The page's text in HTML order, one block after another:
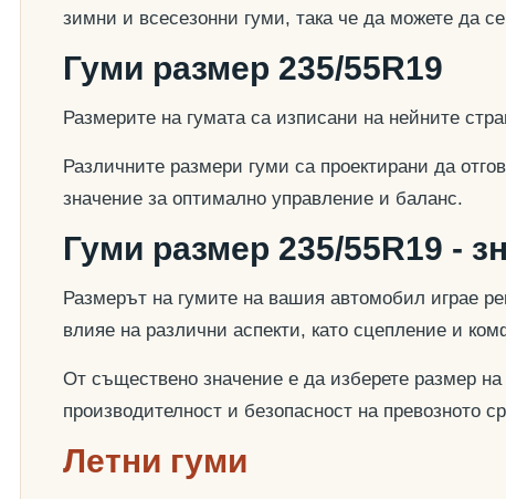
зимни и всесезонни гуми, така че да можете да
Гуми размер 235/55R19
Размерите на гумата са изписани на нейните
Различните размери гуми са проектирани да
значение за оптимално управление и баланс.
Гуми размер 235/55R19 -
Размерът на гумите на вашия автомобил играе
влияе на различни аспекти, като сцепление и
От съществено значение е да изберете размер
производителност и безопасност на превозното
Летни гуми